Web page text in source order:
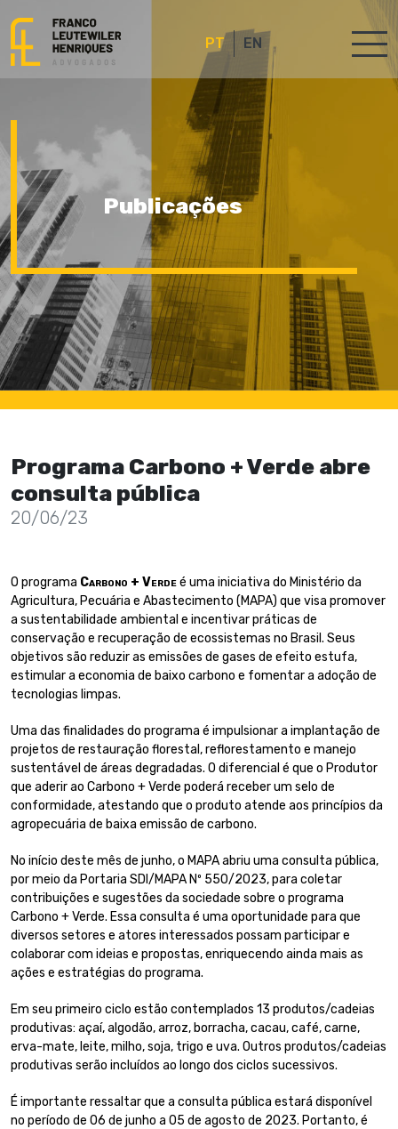
PT EN
Publicações
Programa Carbono + Verde abre
consulta pública
20/06/23
O programa Carbono + Verdeé uma iniciativa do Ministério da
Agricultura, Pecuária e Abastecimento (MAPA) que visa promover
a sustentabilidade ambiental e incentivar práticas de
conservação e recuperação de ecossistemas no Brasil. Seus
objetivos são reduzir as emissões de gases de efeito estufa,
estimular a economia de baixo carbono e fomentar a adoção de
tecnologias limpas.
Uma das finalidades do programa é impulsionar a implantação de
projetos de restauração florestal, reflorestamento e manejo
sustentável de áreas degradadas. O diferencial é que o Produtor
que aderir ao Carbono + Verde poderá receber um selo de
conformidade, atestando que o produto atende aos princípios da
agropecuária de baixa emissão de carbono.
No início deste mês de junho, o MAPA abriu uma consulta pública,
por meio da Portaria SDI/MAPA Nº 550/2023, para coletar
contribuições e sugestões da sociedade sobre o programa
Carbono + Verde. Essa consulta é uma oportunidade para que
diversos setores e atores interessados possam participar e
colaborar com ideias e propostas, enriquecendo ainda mais as
ações e estratégias do programa.
Em seu primeiro ciclo estão contemplados 13 produtos/cadeias
produtivas: açaí, algodão, arroz, borracha, cacau, café, carne,
erva-mate, leite, milho, soja, trigo e uva. Outros produtos/cadeias
produtivas serão incluídos ao longo dos ciclos sucessivos.
É importante ressaltar que a consulta pública estará disponível
no período de 06 de junho a 05 de agosto de 2023. Portanto, é